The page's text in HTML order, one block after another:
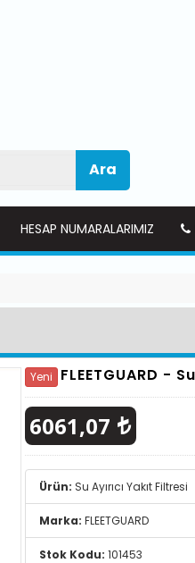
Ara
HESAP NUMARALARIMIZ
Yeni FLEETGUARD -
6061,07
Ürün: Su Ayırıcı Yakıt Filtresi
Marka: FLEETGUARD
Stok Kodu: 101453